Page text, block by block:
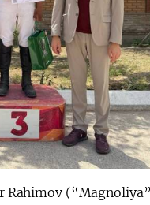
Rahimov